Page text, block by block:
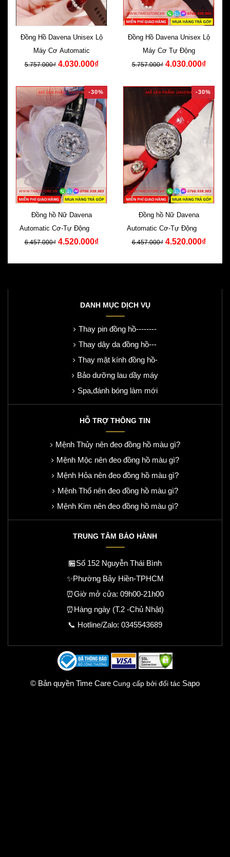
Đồng Hồ Davena Unisex Lộ
Máy Cơ Automatic
5.757.000₫ 4.030.000₫
Đồng Hồ Davena Unisex Lộ
Máy Cơ Tự Động
5.757.000₫ 4.030.000₫
-30%
Đồng hồ Nữ Davena
Automatic Cơ-Tự Động Dây
Da Đen Swarovski
6.457.000₫ 4.520.000₫
-30%
Đồng hồ Nữ Davena
Automatic Cơ-Tự Động Dây
Da Đỏ Swarovski
6.457.000₫ 4.520.000₫
DANH MỤC DỊCH VỤ
Thay pin đồng hồ--------
Thay dây da đồng hồ---
Thay mặt kính đồng hồ-
Bảo dưỡng lau dầy máy
Spa,đánh bóng làm mới
HỖ TRỢ THÔNG TIN
Mệnh Thủy nên đeo đồng hồ màu gì?
Mệnh Mộc nên đeo đồng hồ màu gì?
Mệnh Hỏa nên đeo đồng hồ màu gì?
Mệnh Thổ nên đeo đồng hồ màu gì?
Mệnh Kim nên đeo đồng hồ màu gì?
TRUNG TÂM BẢO HÀNH
🏪Số 152 Nguyễn Thái Bình
✨Phường Bảy Hiền-TPHCM
⏰Giờ mở cửa: 09h00-21h00
⏰Hàng ngày (T.2 -Chủ Nhật)
📞 Hotline/Zalo: 0345543689
© Bản quyền Time Care Cung cấp bởi đối tác Sapo